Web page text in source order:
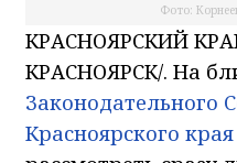
Фото:
КРАСНОЯРСКИЙ
КРАСНОЯРСК/. На
Законодательного
Красноярского края